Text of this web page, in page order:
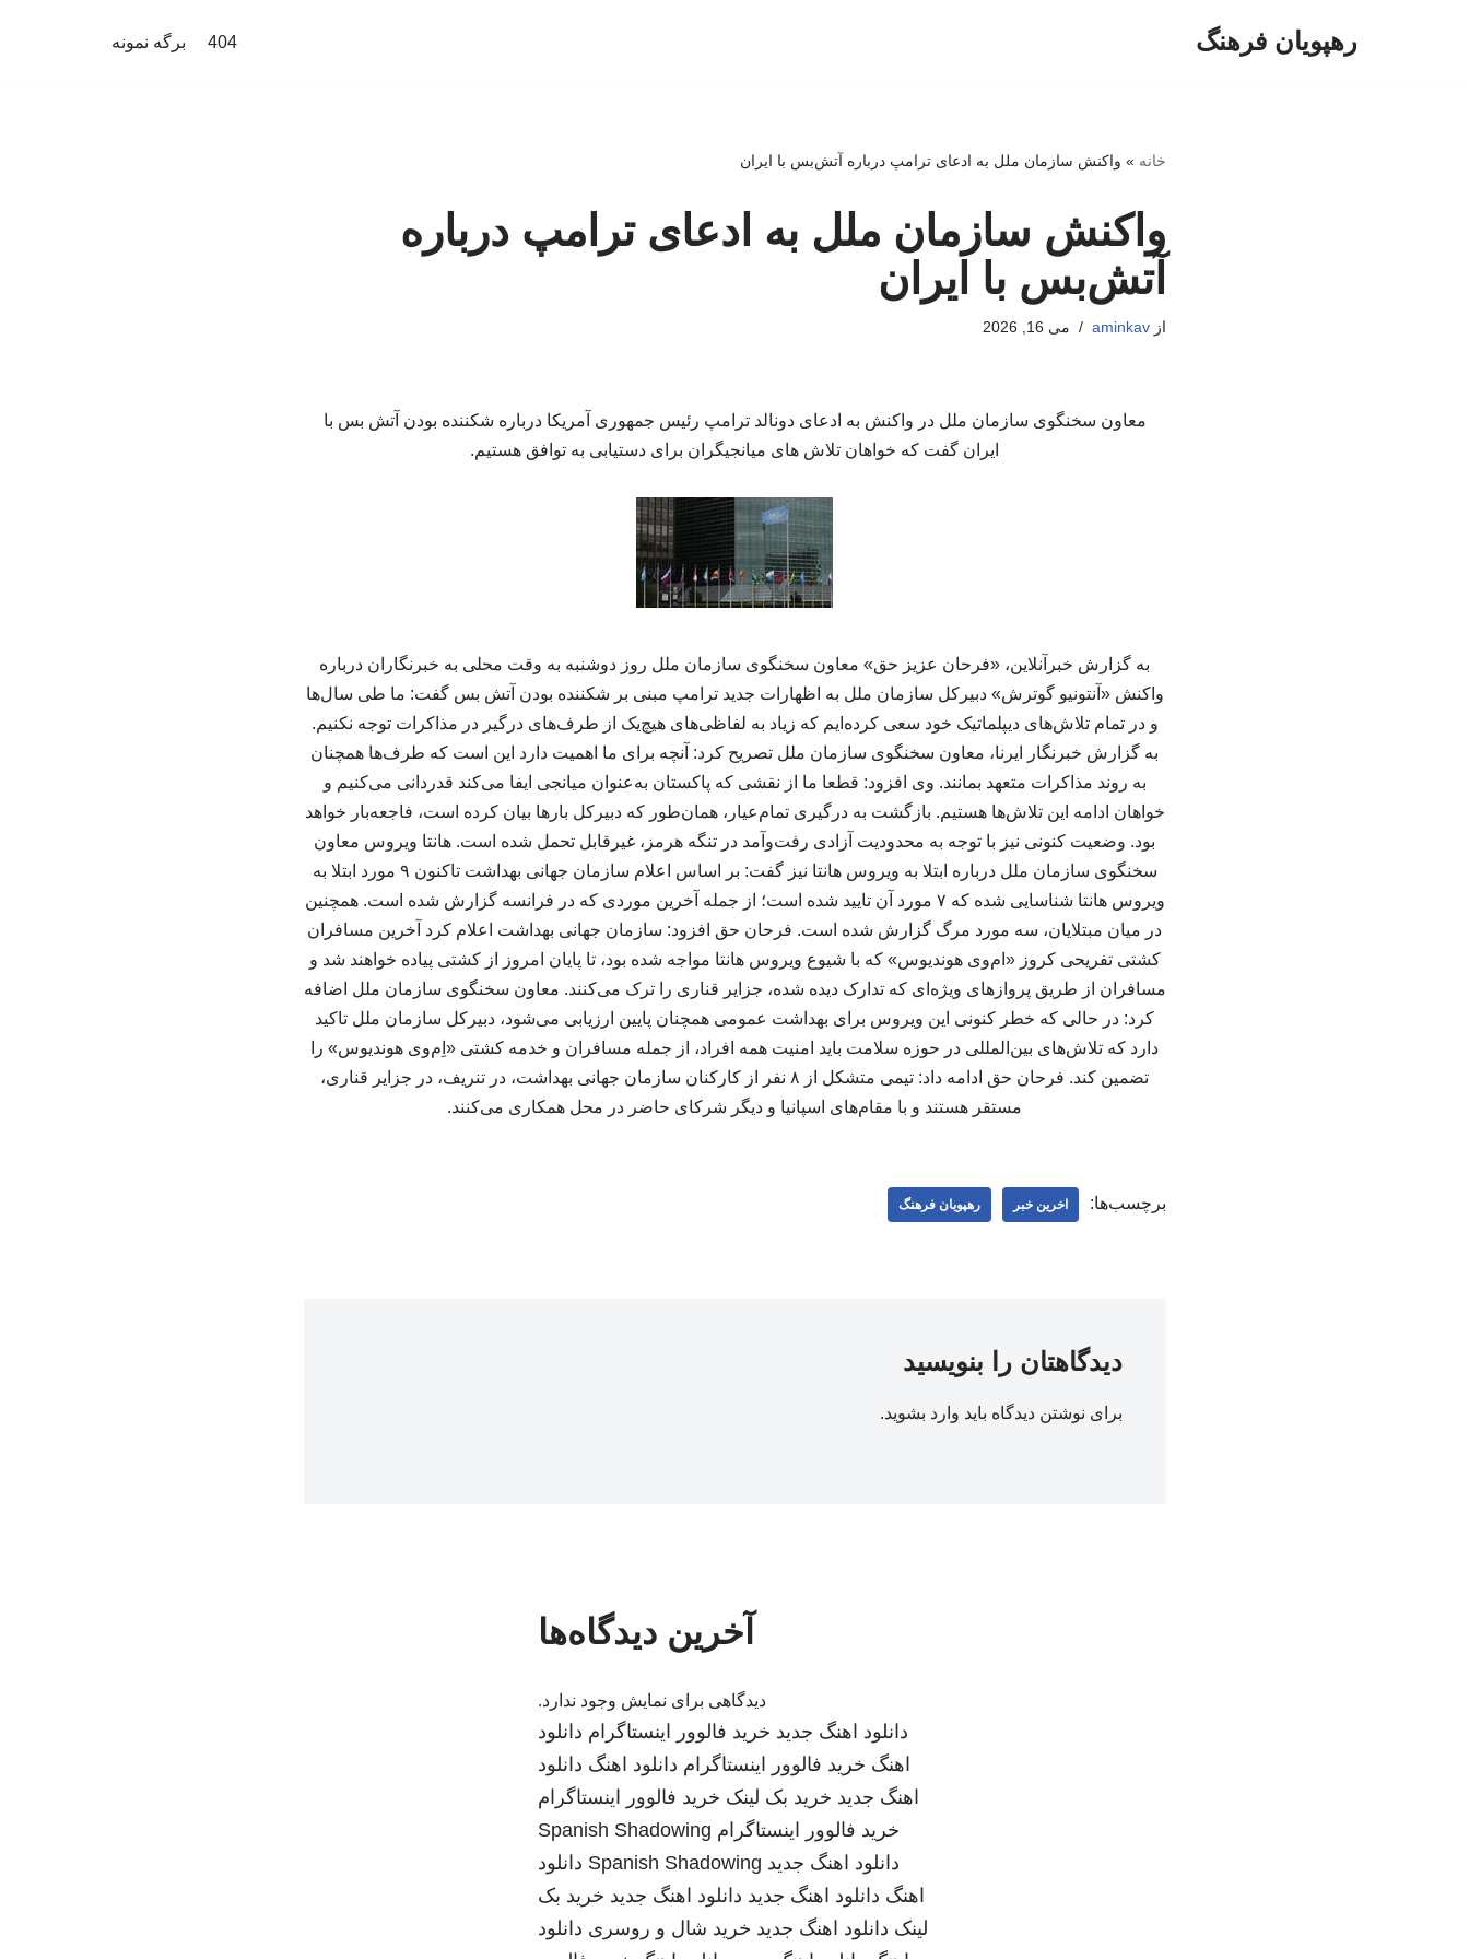
رهپویان فرهنگ 404 برگه نمونه
خانه » واکنش سازمان ملل به ادعای ترامپ درباره آتش‌بس با ایران
واکنش سازمان ملل به ادعای ترامپ درباره
آتش‌بس با ایران
ازaminkav می 16, 2026
معاون سخنگوی سازمان ملل در واکنش به ادعای دونالد ترامپ رئیس جمهوری آمریکا درباره شکننده بودن آتش بس با
ایران گفت که خواهان تلاش های میانجیگران برای دستیابی به توافق هستیم.
به گزارش خبرآنلاین، «فرحان عزیز حق» معاون سخنگوی سازمان ملل روز دوشنبه به وقت محلی به خبرنگاران درباره
واکنش «آنتونیو گوترش» دبیرکل سازمان ملل به اظهارات جدید ترامپ مبنی بر شکننده بودن آتش بس گفت: ما طی سال‌ها
و در تمام تلاش‌های دیپلماتیک خود سعی کرده‌ایم که زیاد به لفاظی‌های هیچ‌یک از طرف‌های درگیر در مذاکرات توجه نکنیم.
به گزارش خبرنگار ایرنا، معاون سخنگوی سازمان ملل تصریح کرد: آنچه برای ما اهمیت دارد این است که طرف‌ها همچنان
به روند مذاکرات متعهد بمانند. وی افزود: قطعا ما از نقشی که پاکستان به‌عنوان میانجی ایفا می‌کند قدردانی می‌کنیم و
خواهان ادامه این تلاش‌ها هستیم. بازگشت به درگیری تمام‌عیار، همان‌طور که دبیرکل بارها بیان کرده است، فاجعه‌بار خواهد
بود. وضعیت کنونی نیز با توجه به محدودیت آزادی رفت‌وآمد در تنگه هرمز، غیرقابل تحمل شده است. هانتا ویروس معاون
سخنگوی سازمان ملل درباره ابتلا به ویروس هانتا نیز گفت: بر اساس اعلام سازمان جهانی بهداشت تاکنون ۹ مورد ابتلا به
ویروس هانتا شناسایی شده که ۷ مورد آن تایید شده است؛ از جمله آخرین موردی که در فرانسه گزارش شده است. همچنین
در میان مبتلایان، سه مورد مرگ گزارش شده است. فرحان حق افزود: سازمان جهانی بهداشت اعلام کرد آخرین مسافران
کشتی تفریحی کروز «ام‌وی هوندیوس» که با شیوع ویروس هانتا مواجه شده بود، تا پایان امروز از کشتی پیاده خواهند شد و
مسافران از طریق پروازهای ویژه‌ای که تدارک دیده شده، جزایر قناری را ترک می‌کنند. معاون سخنگوی سازمان ملل اضافه
کرد: در حالی که خطر کنونی این ویروس برای بهداشت عمومی همچنان پایین ارزیابی می‌شود، دبیرکل سازمان ملل تاکید
دارد که تلاش‌های بین‌المللی در حوزه سلامت باید امنیت همه افراد، از جمله مسافران و خدمه کشتی «اِم‌وی هوندیوس» را
تضمین کند. فرحان حق ادامه داد: تیمی متشکل از ۸ نفر از کارکنان سازمان جهانی بهداشت، در تنریف، در جزایر قناری،
مستقر هستند و با مقام‌های اسپانیا و دیگر شرکای حاضر در محل همکاری می‌کنند.
برچسب‌ها: اخرین خبر رهپویان فرهنگ
دیدگاهتان را بنویسید
برای نوشتن دیدگاه باید وارد بشوید.
آخرین دیدگاه‌ها
دیدگاهی برای نمایش وجود ندارد.
دانلود اهنگ جدید خرید فالوور اینستاگرام دانلود
اهنگ خرید فالوور اینستاگرام دانلود اهنگ دانلود
اهنگ جدید خرید بک لینک خرید فالوور اینستاگرام
خرید فالوور اینستاگرام Spanish Shadowing
دانلود اهنگ جدید Spanish Shadowing دانلود
اهنگ دانلود اهنگ جدید دانلود اهنگ جدید خرید بک
لینک دانلود اهنگ جدید خرید شال و روسری دانلود